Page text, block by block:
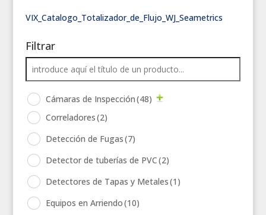
VIX_Catalogo_Totalizador_de_Flujo_WJ_Seametrics
Filtrar
Cámaras de Inspección(48)
Correladores(2)
Detección de Fugas(7)
Detector de tuberías de PVC(2)
Detectores de Tapas y Metales(1)
Equipos en Arriendo(10)